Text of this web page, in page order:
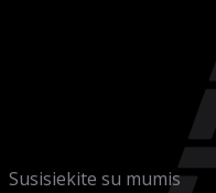
Susisiekite su mumis